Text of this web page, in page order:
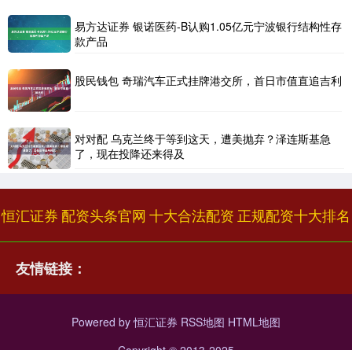
易方达证券 银诺医药-B认购1.05亿元宁波银行结构性存
款产品
股民钱包 奇瑞汽车正式挂牌港交所，首日市值直追吉利
对对配 乌克兰终于等到这天，遭美抛弃？泽连斯基急
了，现在投降还来得及
恒汇证券配资头条官网 十大合法配资 正规配资十大排名
友情链接：
Powered by恒汇证券 RSS地图 HTML地图